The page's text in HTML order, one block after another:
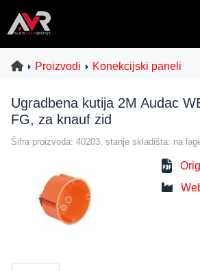
Proizvodi Konekcijski paneli
Ugradbena kutija 2M Audac
FG, za knauf zid
Šifra proizvoda: 40203, stanje skladišta: na